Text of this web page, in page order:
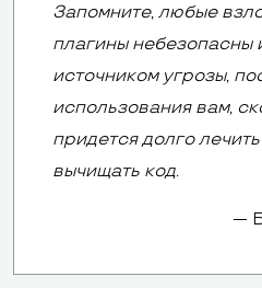
Запомните, любые
плагины небезопасны
источником угрозы,
использования вам,
придется долго
вычищать код.